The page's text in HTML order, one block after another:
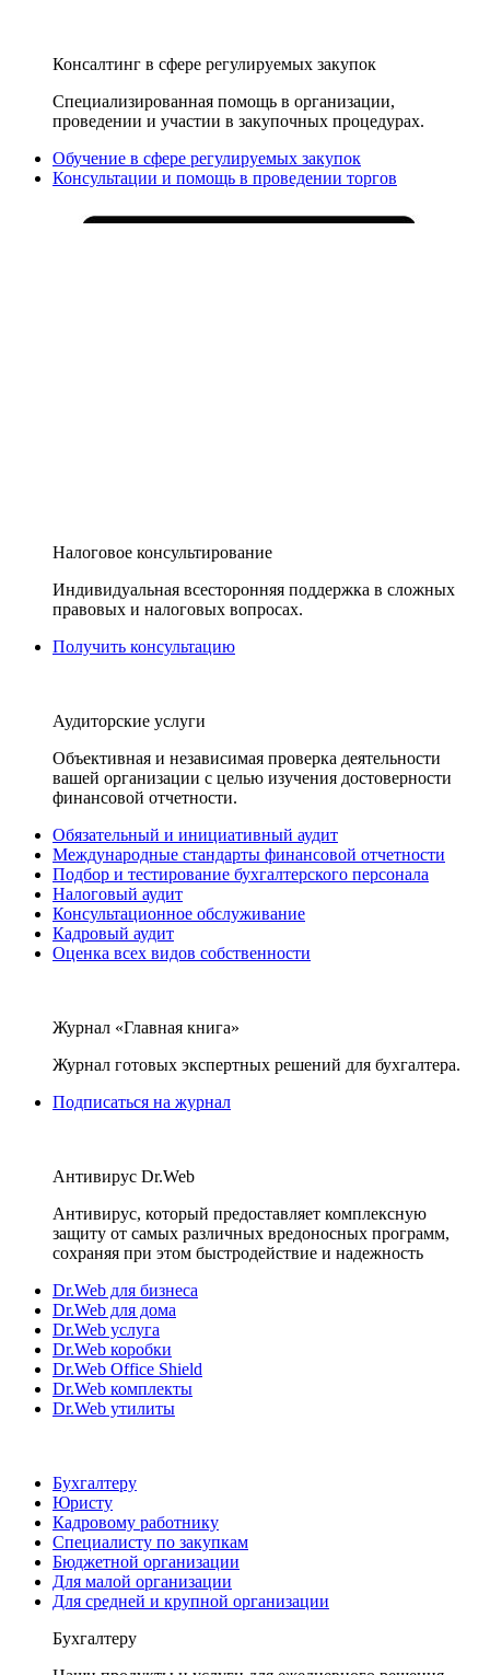
Консалтинг в сфере регулируемых закупок
Специализированная помощь в организации,
проведении и участии в закупочных процедурах.
Обучение в сфере регулируемых закупок
Консультации и помощь в проведении торгов
Налоговое консультирование
Индивидуальная всесторонняя поддержка в сложных
правовых и налоговых вопросах.
Получить консультацию
Аудиторские услуги
Объективная и независимая проверка деятельности
вашей организации с целью изучения достоверности
финансовой отчетности.
Обязательный и инициативный аудит
Международные стандарты финансовой отчетности
Подбор и тестирование бухгалтерского персонала
Налоговый аудит
Консультационное обслуживание
Кадровый аудит
Оценка всех видов собственности
Журнал «Главная книга»
Журнал готовых экспертных решений для бухгалтера.
Подписаться на журнал
Антивирус Dr.Web
Антивирус, который предоставляет комплексную
защиту от самых различных вредоносных программ,
сохраняя при этом быстродействие и надежность
Dr.Web для бизнеса
Dr.Web для дома
Dr.Web услуга
Dr.Web коробки
Dr.Web Office Shield
Dr.Web комплекты
Dr.Web утилиты
Бухгалтеру
Юристу
Кадровому работнику
Специалисту по закупкам
Бюджетной организации
Для малой организации
Для средней и крупной организации
Бухгалтеру